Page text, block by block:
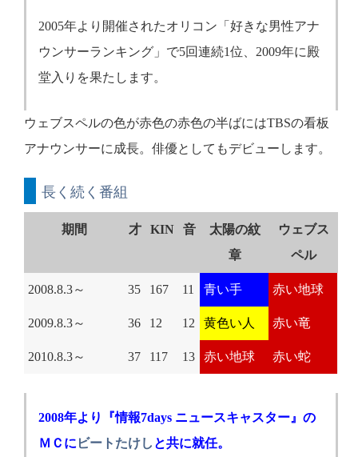
2005年より開催されたオリコン「好きな男性アナ
ウンサーランキング」で5回連続1位、2009年に殿
堂入りを果たします。
ウェブスペルの色が赤色の赤色の半ばにはTBSの看板
アナウンサーに成長。俳優としてもデビューします。
長く続く番組
期間 才 KIN 音
太陽の紋
章
ウェブス
ペル
2008.8.3～ 35 167 11 青い手 赤い地球
2009.8.3～ 36 12 12 黄色い人 赤い竜
2010.8.3～ 37 117 13 赤い地球 赤い蛇
2008年より『情報7days ニュースキャスター』の
ＭＣに ビートたけし と共に就任。